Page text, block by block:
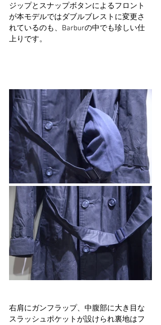
ジップとスナップボタンによるフロント
が本モデルではダブルブレストに変更さ
れているのも、Barburの中でも珍しい仕
上りです。
右肩にガンフラップ、中腹部に大き目な
スラッシュポケットが設けられ裏地はフ